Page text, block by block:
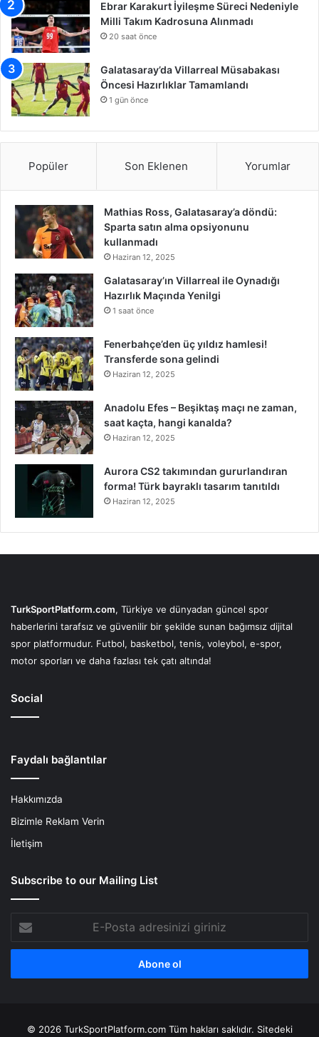
Ebrar Karakurt İyileşme Süreci Nedeniyle
Milli Takım Kadrosuna Alınmadı
20 saat önce
Galatasaray’da Villarreal Müsabakası
Öncesi Hazırlıklar Tamamlandı
1 gün önce
Popüler Son Eklenen Yorumlar
Mathias Ross, Galatasaray’a döndü:
Sparta satın alma opsiyonunu
kullanmadı
Haziran 12, 2025
Galatasaray’ın Villarreal ile Oynadığı
Hazırlık Maçında Yenilgi
1 saat önce
Fenerbahçe’den üç yıldız hamlesi!
Transferde sona gelindi
Haziran 12, 2025
Anadolu Efes – Beşiktaş maçı ne zaman,
saat kaçta, hangi kanalda?
Haziran 12, 2025
Aurora CS2 takımından gururlandıran
forma! Türk bayraklı tasarım tanıtıldı
Haziran 12, 2025
TurkSportPlatform.com, Türkiye ve dünyadan güncel spor
haberlerini tarafsız ve güvenilir bir şekilde sunan bağımsız dijital
spor platformudur. Futbol, basketbol, tenis, voleybol, e-spor,
motor sporları ve daha fazlası tek çatı altında!
Social
Faydalı bağlantılar
Hakkımızda
Bizimle Reklam Verin
İletişim
Subscribe to our Mailing List
Posta
adresinizi
© 2026 TurkSportPlatform.com Tüm hakları saklıdır. Sitedeki